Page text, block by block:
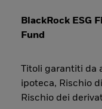
BlackRock ESG
Fund
Titoli garantiti
ipoteca, Rischio
Rischio dei